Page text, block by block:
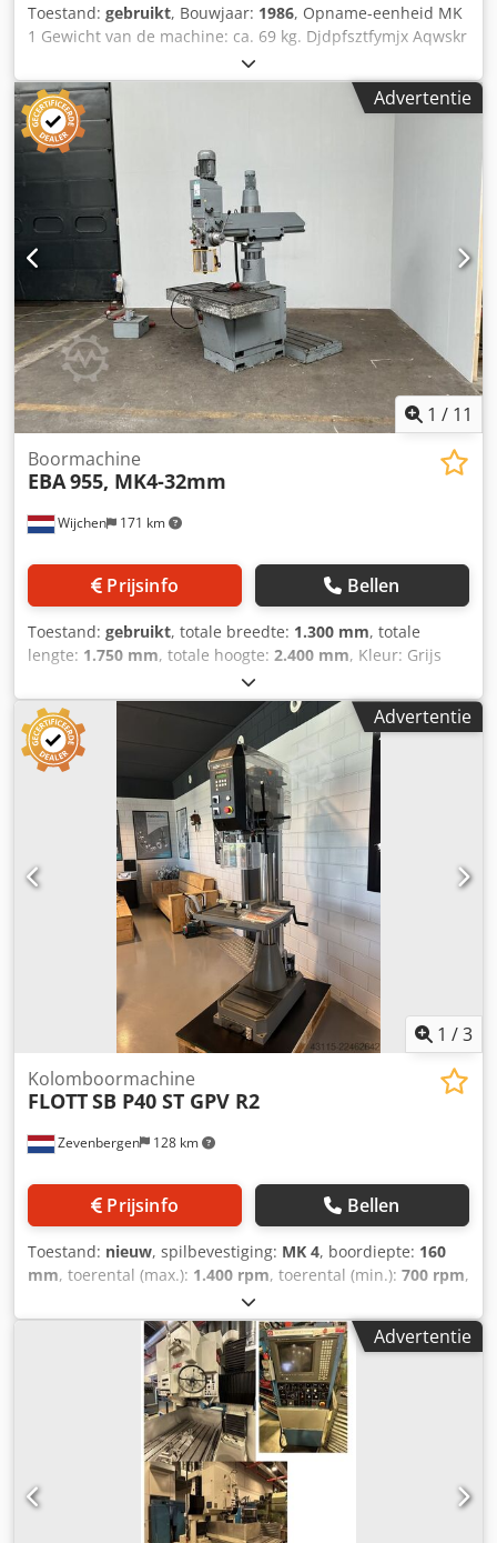
Toestand: gebruikt, Bouwjaar: 1986, Opname-eenheid MK
1 Gewicht van de machine: ca. 69 kg. Djdpfsztfymjx Aqwskr
Advertentie
1 / 11
Wijchen 171 km
Boormachine
EBA955, MK4-32mm
Prijsinfo Bellen
Toestand: gebruikt, totale breedte: 1.300 mm, totale
lengte: 1.750 mm, totale hoogte: 2.400 mm, Kleur: Grijs
Ledig gewicht: 2.000 kg Prijs: Op aanvraag - Documentatie
aanwezig: Nee - CE certificaat aanwezig: Nee -
Serienummer: 955 - Aansturing: Conventioneel
Dodpfxozrgc Ho Aqwokr - Armlengte [mm]: 1570 - Y-as
verplaatsing [mm]: 1320 - Tafellengte [mm]: 650 -
Tafelbreedte [mm]: 1300 - Boordiepte [mm]: 160 -
Boorcapaciteit [mm]: 0 - Min. uitlading [mm]: 300 - Max.
uitlading [mm]: 1100 - Gereedschapsopname: MK4 - Min.
spindelsnelheid [rpm]: 102 - Max. spindelsnelheid [rpm]:
2000 - Opties: Voeding boorunit, Opspanblok, Tapfunctie -
Transportafmetingen: 1750mm x 1300mm x 2400mm (l x b
x h) - Transportgewicht [kg]: 2000kg - Transportcolli [st.]: 1
Financiële informatie BTW: De getoonde prijs is exclusief
BTW BTW/marge: BTW verrekenbaar voor ondernemers
Levering en inruil altijd mogelijk van alles in de industriële
sectoren Lukas van Rossum
Advertentie
1 /3
Zevenbergen 128 km
Kolomboormachine
FLOTTSB P40 ST GPV R2
Prijsinfo Bellen
Toestand: nieuw, spilbevestiging: MK 4, boordiepte: 160
mm, toerental (max.): 1.400 rpm, toerental (min.): 700 rpm,
, totale lengte:
hoogte:2.120 mm, Uitrusting:documentatie /
, Kolomboormachine Boorcapaciteit in ST 60
Ø40 mm Boor spindel opname MK-4 Boordiepte 160 mm
Oppervlakte boortafel 590 x 450 mm Dedpfxszqugwe
Aqwokr Min. Spilsnelheid 700 1/min Max. Spilsnelheid
1.400 1/min Lengte 1096 mm Breedte 637 mm Hoogte 2120
mm Gewicht 470 kg Mocht u vragen hebben over de
machine, neem dan gerust telefonisch of per e-mail
contact met ons op. Bekijk gerust onze andere advertenties
voor een compleet overzicht van onze voorraad.
Advertentie